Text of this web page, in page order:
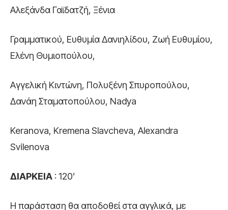
Aλεξάνδα Γαϊδατζή, Ξένια
Γραμματικού, Ευθυμία Δανιηλίδου, Ζωή Ευθυμίου,
Ελένη Θυμιοπούλου,
Αγγελική Κιντώνη, Πολυξένη Σπυροπούλου,
Δανάη Σταματοπούλου, Nadya
Keranova, Kremena Slavcheva, Alexandra
Svilenova
ΔΙΑΡΚΕΙΑ : 120’
Η παράσταση θα αποδοθεί στα αγγλικά, με